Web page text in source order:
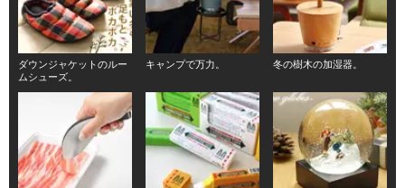
ダウンジャケットのルー
ムシューズ。
キャンプで万力。 冬の樹木の加湿器。